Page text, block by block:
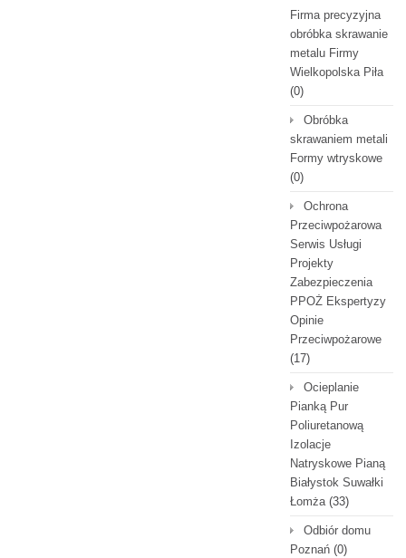
Firma precyzyjna
obróbka skrawanie
metalu Firmy
Wielkopolska Piła
(0)
Obróbka
skrawaniem metali
Formy wtryskowe
(0)
Ochrona
Przeciwpożarowa
Serwis Usługi
Projekty
Zabezpieczenia
PPOŻ Ekspertyzy
Opinie
Przeciwpożarowe
(17)
Ocieplanie
Pianką Pur
Poliuretanową
Izolacje
Natryskowe Pianą
Białystok Suwałki
Łomża(33)
Odbiór domu
Poznań (0)